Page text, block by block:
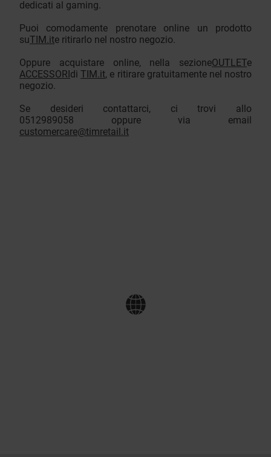
dedicati al gaming.
Puoi comodamente prenotare online un prodotto
suTIM.ite ritirarlo nel nostro negozio.
Oppure acquistare online, nella sezioneOUTLETe
ACCESSORI diTIM.it, e ritirare gratuitamente nel nostro
negozio.
Se desideri contattarci, ci trovi allo
0512989058 oppure via email
customercare@timretail.it